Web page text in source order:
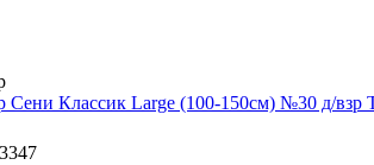
Сени Классик Large (100-150см) №30 д/